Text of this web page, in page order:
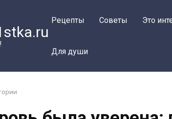
Рецепты Советы Это
Для души